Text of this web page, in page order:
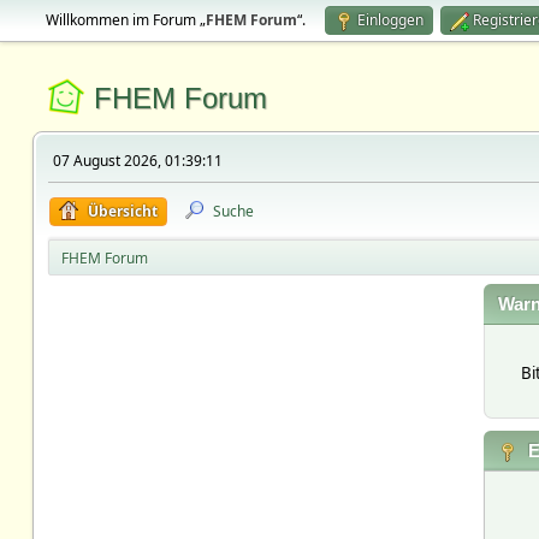
Willkommen im Forum „FHEM Forum“. Einloggen
FHEM Forum
07 August 2026, 01:39:11
Übersicht Suche
FHEM Forum